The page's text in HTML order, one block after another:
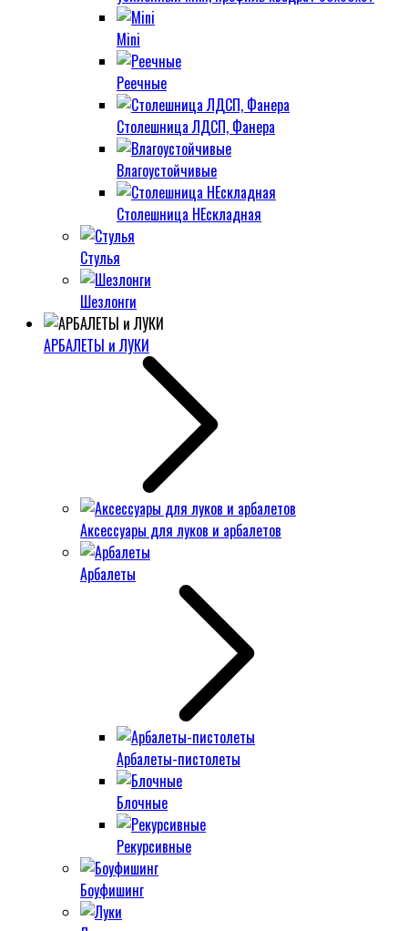
Mini
Реечные
Столешница ЛДСП, Фанера
Влагоустойчивые
Столешница НЕскладная
Стулья
Шезлонги
АРБАЛЕТЫ и ЛУКИ
Аксессуары для луков и арбалетов
Арбалеты
Арбалеты-пистолеты
Блочные
Рекурсивные
Боуфишинг